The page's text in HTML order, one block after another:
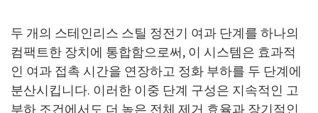
두 개의 스테인리스 스틸 정전기 여과 단계를 하나의
컴팩트한 장치에 통합함으로써, 이 시스템은 효과적
인 여과 접촉 시간을 연장하고 정화 부하를 두 단계에
분산시킵니다. 이러한 이중 단계 구성은 지속적인 고
부하 조건에서도 더 높은 전체 제거 효율과 장기적인